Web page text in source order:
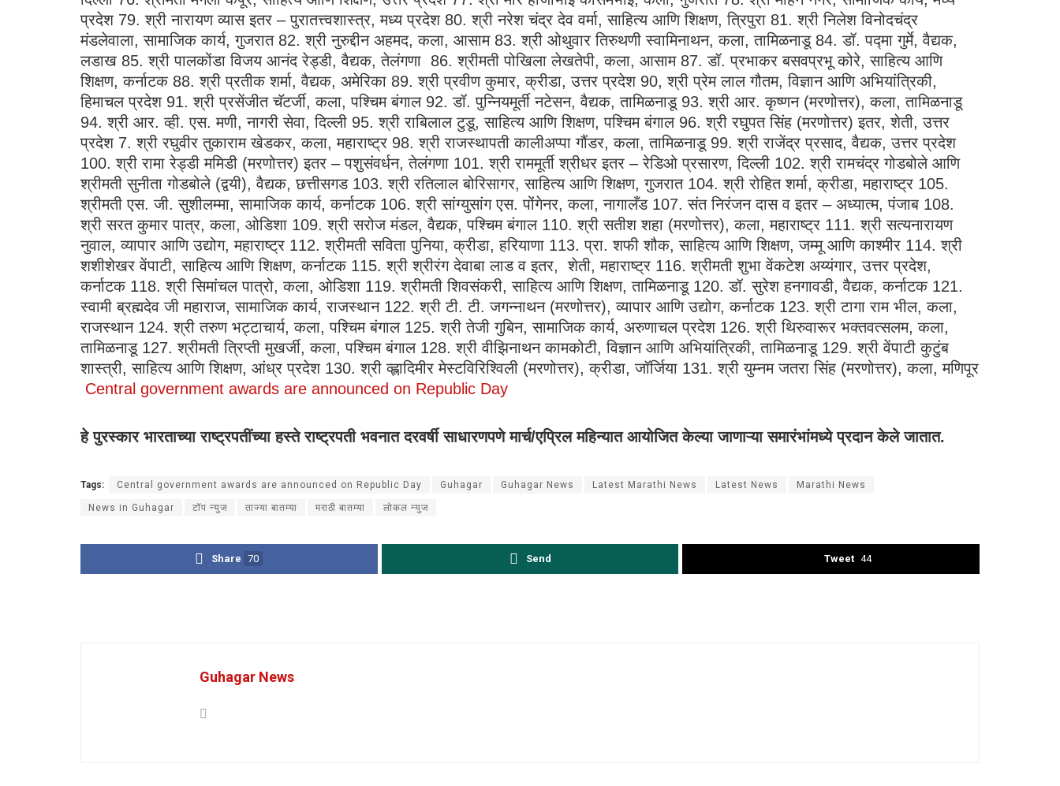
प्रदेश 79. श्री नारायण व्यास इतर – पुरातत्त्वशास्त्र, मध्य प्रदेश 80. श्री नरेश चंद्र देव वर्मा, साहित्य आणि शिक्षण, त्रिपुरा 81. श्री निलेश विनोदचंद्र
मंडलेवाला, सामाजिक कार्य, गुजरात 82. श्री नुरुद्दीन अहमद, कला, आसाम 83. श्री ओथुवार तिरुथणी स्वामिनाथन, कला, तामिळनाडू 84. डॉ. पद्मा गुर्मे, वैद्यक,
लडाख 85. श्री पालकोंडा विजय आनंद रेड्डी, वैद्यक, तेलंगणा 86. श्रीमती पोखिला लेखतेपी, कला, आसाम 87. डॉ. प्रभाकर बसवप्रभू कोरे, साहित्य आणि
शिक्षण, कर्नाटक 88. श्री प्रतीक शर्मा, वैद्यक, अमेरिका 89. श्री प्रवीण कुमार, क्रीडा, उत्तर प्रदेश 90, श्री प्रेम लाल गौतम, विज्ञान आणि अभियांत्रिकी,
हिमाचल प्रदेश 91. श्री प्रसेंजीत चॅटर्जी, कला, पश्चिम बंगाल 92. डॉ. पुन्नियमूर्ती नटेसन, वैद्यक, तामिळनाडू 93. श्री आर. कृष्णन (मरणोत्तर), कला, तामिळनाडू
94. श्री आर. व्ही. एस. मणी, नागरी सेवा, दिल्ली 95. श्री राबिलाल टुडू, साहित्य आणि शिक्षण, पश्चिम बंगाल 96. श्री रघुपत सिंह (मरणोत्तर) इतर, शेती, उत्तर
प्रदेश 7. श्री रघुवीर तुकाराम खेडकर, कला, महाराष्ट्र 98. श्री राजस्थापती कालीअप्पा गौंडर, कला, तामिळनाडू 99. श्री राजेंद्र प्रसाद, वैद्यक, उत्तर प्रदेश
100. श्री रामा रेड्डी ममिडी (मरणोत्तर) इतर – पशुसंवर्धन, तेलंगणा 101. श्री राममूर्ती श्रीधर इतर – रेडिओ प्रसारण, दिल्ली 102. श्री रामचंद्र गोडबोले आणि
श्रीमती सुनीता गोडबोले (द्वयी), वैद्यक, छत्तीसगड 103. श्री रतिलाल बोरिसागर, साहित्य आणि शिक्षण, गुजरात 104. श्री रोहित शर्मा, क्रीडा, महाराष्ट्र 105.
श्रीमती एस. जी. सुशीलम्मा, सामाजिक कार्य, कर्नाटक 106. श्री सांग्युसांग एस. पोंगेनर, कला, नागालँड 107. संत निरंजन दास व इतर – अध्यात्म, पंजाब 108.
श्री सरत कुमार पात्र, कला, ओडिशा 109. श्री सरोज मंडल, वैद्यक, पश्चिम बंगाल 110. श्री सतीश शहा (मरणोत्तर), कला, महाराष्ट्र 111. श्री सत्यनारायण
नुवाल, व्यापार आणि उद्योग, महाराष्ट्र 112. श्रीमती सविता पुनिया, क्रीडा, हरियाणा 113. प्रा. शफी शौक, साहित्य आणि शिक्षण, जम्मू आणि काश्मीर 114. श्री
शशीशेखर वेंपाटी, साहित्य आणि शिक्षण, कर्नाटक 115. श्री श्रीरंग देवाबा लाड व इतर, शेती, महाराष्ट्र 116. श्रीमती शुभा वेंकटेश अय्यंगार, उत्तर प्रदेश,
कर्नाटक 118. श्री सिमांचल पात्रो, कला, ओडिशा 119. श्रीमती शिवसंकरी, साहित्य आणि शिक्षण, तामिळनाडू 120. डॉ. सुरेश हनगावडी, वैद्यक, कर्नाटक 121.
स्वामी ब्रह्मदेव जी महाराज, सामाजिक कार्य, राजस्थान 122. श्री टी. टी. जगन्नाथन (मरणोत्तर), व्यापार आणि उद्योग, कर्नाटक 123. श्री टागा राम भील, कला,
राजस्थान 124. श्री तरुण भट्टाचार्य, कला, पश्चिम बंगाल 125. श्री तेजी गुबिन, सामाजिक कार्य, अरुणाचल प्रदेश 126. श्री थिरुवारूर भक्तवत्सलम, कला,
तामिळनाडू 127. श्रीमती त्रिप्ती मुखर्जी, कला, पश्चिम बंगाल 128. श्री वीझिनाथन कामकोटी, विज्ञान आणि अभियांत्रिकी, तामिळनाडू 129. श्री वेंपाटी कुटुंब
शास्त्री, साहित्य आणि शिक्षण, आंध्र प्रदेश 130. श्री व्ह्लादिमीर मेस्टविरिश्विली (मरणोत्तर), क्रीडा, जॉर्जिया 131. श्री युम्नम जतरा सिंह (मरणोत्तर), कला, मणिपूर
Central government awards are announced on Republic Day
हे पुरस्कार भारताच्या राष्ट्रपतींच्या हस्ते राष्ट्रपती भवनात दरवर्षी साधारणपणे मार्च/एप्रिल महिन्यात आयोजित केल्या जाणाऱ्या समारंभांमध्ये प्रदान केले जातात.
Tags: Central government awards are announced on Republic Day Guhagar Guhagar News Latest Marathi News Latest News Marathi News
News in Guhagar टॉप न्युज ताज्या बातम्या मराठी बातम्या लोकल न्युज
Share 70 Send Tweet 44
Guhagar News